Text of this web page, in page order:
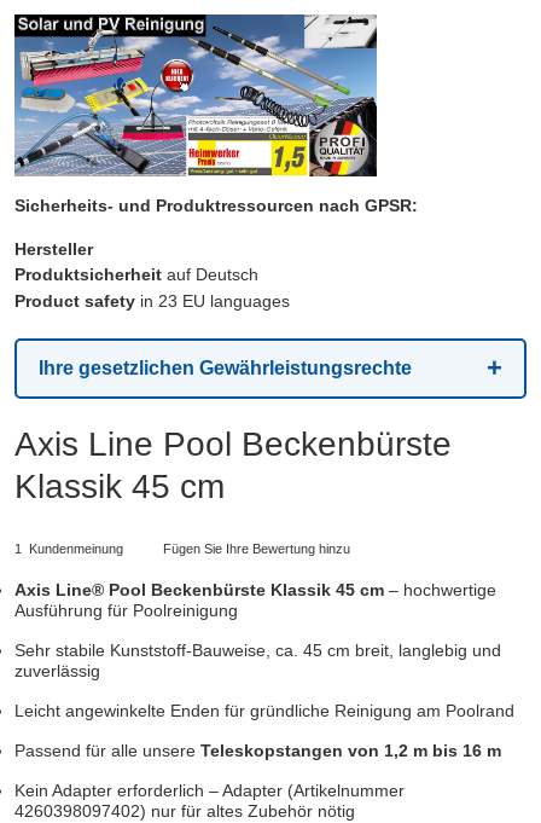
Sicherheits- und Produktressourcen nach GPSR:
Hersteller
Produktsicherheit auf Deutsch
Product safety in 23 EU languages
Ihre gesetzlichen Gewährleistungsrechte
Axis Line Pool Beckenbürste
Klassik 45 cm
1 Kundenmeinung Fügen Sie Ihre Bewertung hinzu
Axis Line® Pool Beckenbürste Klassik 45 cm – hochwertige
Ausführung für Poolreinigung
Sehr stabile Kunststoff-Bauweise, ca. 45 cm breit, langlebig und
zuverlässig
Leicht angewinkelte Enden für gründliche Reinigung am Poolrand
Passend für alle unsere Teleskopstangen von 1,2 m bis 16 m
Kein Adapter erforderlich – Adapter (Artikelnummer
4260398097402) nur für altes Zubehör nötig